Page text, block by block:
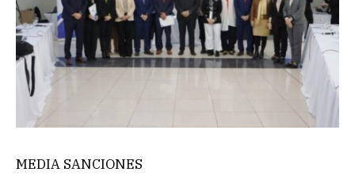
MEDIA SANCIONES